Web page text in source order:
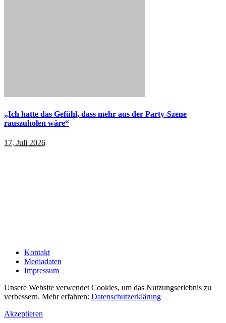
„Ich hatte das Gefühl, dass mehr aus der Party-Szene
rauszuholen wäre“
17. Juli 2026
Kontakt
Mediadaten
Impressum
Unsere Website verwendet Cookies, um das Nutzungserlebnis zu
verbessern. Mehr erfahren: Datenschutzerklärung
Akzeptieren